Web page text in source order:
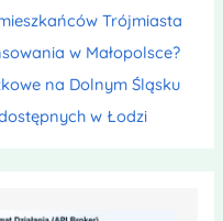
Trójmiasta
w Małopolsce?
na Dolnym Śląsku
w Łodzi